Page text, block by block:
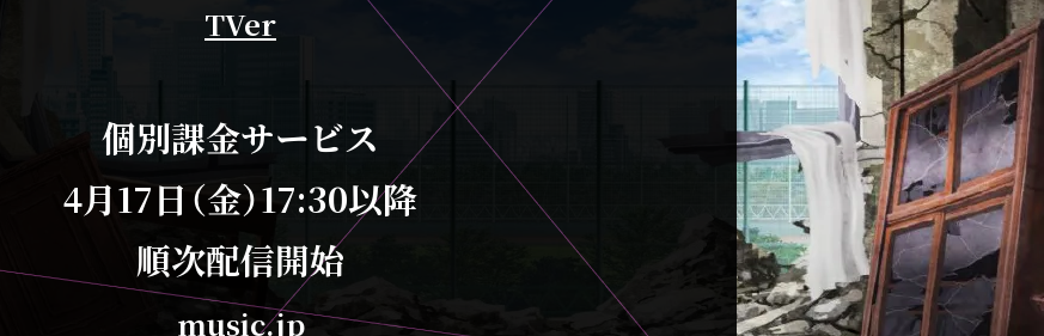
TVer
個別課金サービス
4月17日（金）17:30以降
順次配信開始
music.jp